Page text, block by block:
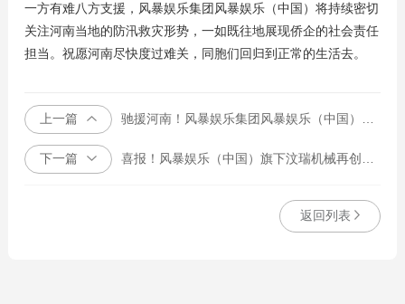
一方有难八方支援，风暴娱乐集团风暴娱乐（中国）将持续密切
关注河南当地的防汛救灾形势，一如既往地展现侨企的社会责任
担当。祝愿河南尽快度过难关，同胞们回归到正常的生活去。
上一篇 驰援河南！风暴娱乐集团风暴娱乐（中国）第一时间捐赠生活物资
下一篇 喜报！风暴娱乐（中国）旗下汶瑞机械再创佳绩
返回列表